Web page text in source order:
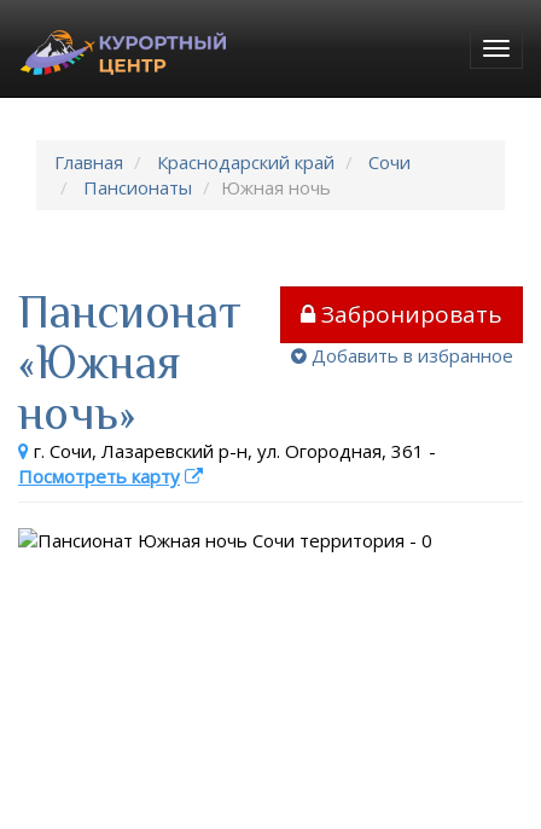
Главная Краснодарский край
Сочи
Пансионаты
Южная ночь
Забронировать
Добавить в избранное
Пансионат
«Южная
ночь»
г. Сочи, Лазаревский р-н, ул. Огородная, 361 -
Посмотреть карту